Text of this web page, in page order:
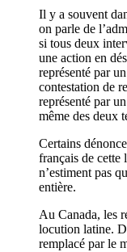
Il y a souvent
on parle de
si tous deux
une action en
représenté par
contestation de
représenté par
même des deux
Certains
français de cette
n’estiment pas
entière.
Au Canada, les
locution latine.
remplacé par le